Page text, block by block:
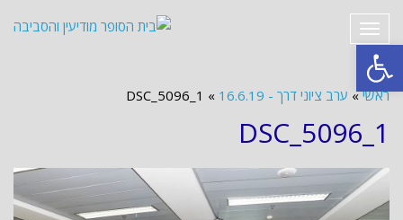
פתח סרגל נגישות
תפריט
ראשי » ערב ציוני דרך - 16.6.19 »
DSC_5096_1
DSC_5096_1